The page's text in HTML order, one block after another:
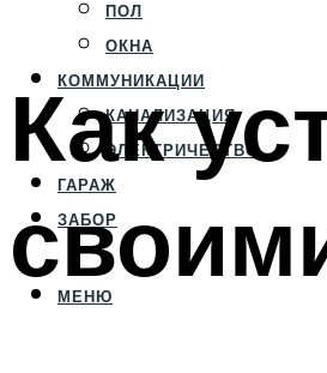
ПОЛ
ОКНА
КОММУНИКАЦИИ
КАНАЛИЗАЦИЯ
ЭЛЕКТРИЧЕСТВО
ГАРАЖ
ЗАБОР
МЕНЮ
Как